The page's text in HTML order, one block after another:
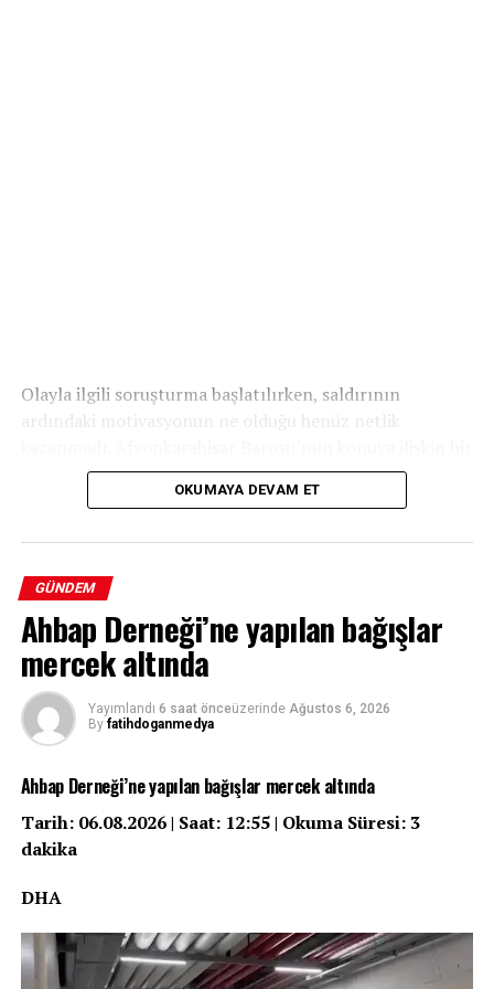
Olayla ilgili soruşturma başlatılırken, saldırının
ardındaki motivasyonun ne olduğu henüz netlik
açıklama yapması bekleniyor.
OKUMAYA DEVAM ET
GÜNDEM
Ahbap Derneği’ne yapılan bağışlar
mercek altında
Yayımlandı 6 saat önceüzerinde Ağustos 6, 2026
By fatihdoganmedya
Ahbap Derneği’ne yapılan bağışlar mercek altında
Tarih: 06.08.2026 | Saat: 12:55 | Okuma Süresi: 3
dakika
DHA